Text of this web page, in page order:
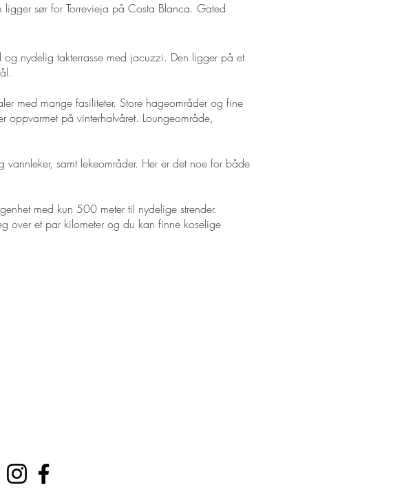
ligger sør for Torrevieja på Costa Blanca. Gated
nydelig takterrasse med jacuzzi. Den ligger på et
med mange fasiliteter. Store hageområder og fine
oppvarmet på vinterhalvåret. Loungeområde,
samt lekeområder. Her er det noe for både
med kun 500 meter til nydelige strender.
over et par kilometer og du kan finne koselige